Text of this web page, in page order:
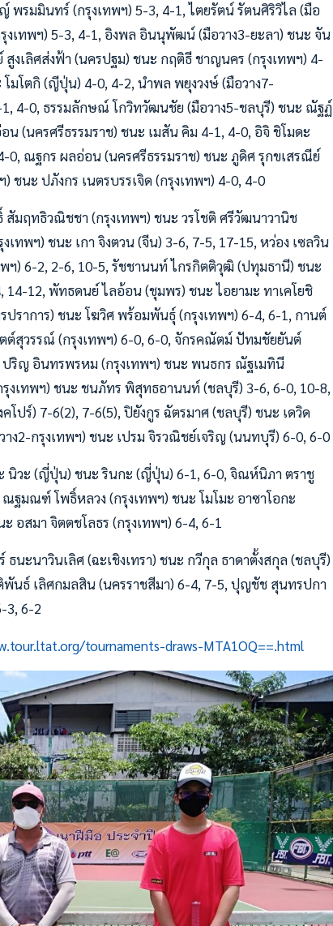
พรมมินทร์ (กรุงเทพฯ) 5-3, 4-1, ไตยรัตน์ รัตนศิริวิไล (มือ
งเทพฯ) 5-3, 4-1, อิงพล อินนุพัฒน์ (มือวาง3-ยะลา) ชนะ จัน
งเลิศส่งฟ้า (นครปฐม) ชนะ กฤติธี ชาญนคร (กรุงเทพฯ) 4-
มโตกิ (ญีปุ่น) 4-0, 4-2, นำพล พยุงวงษ์ (มือวาง7-
4-0, ธรรมลักษณ์ โกวิทวัฒนชัย (มือวาง5-ชลบุรี) ชนะ ณัฐฏ์
(นครศรีธรรมราช) ชนะ เมสัน คิม 4-1, 4-0, อิจิ ชิโมดะ
0, ณฐกร ผลอ่อน (นครศรีธรรมราช) ชนะ ภูดิศ รุกขเสรณีย์
ชนะ ปภังกร เนตรบรรเจิด (กรุงเทพฯ) 4-0, 4-0
มฤทธิวณิชชา (กรุงเทพฯ) ชนะ วรโชติ ศรีวัฒนาวานิช
เทพฯ) ชนะ เกา จิงตวน (จีน) 3-6, 7-5, 17-15, หว่อง เซลวิน
ฯ) 6-2, 2-6, 10-5, รัชชานนท์ ไกรกิตติวุฒิ (ปทุมธานี) ชนะ
14-12, พัทธดนย์ ไลอ้อน (ชุมพร) ชนะ ไอยามะ ทาเคโยชิ
าการ) ชนะ โฆวิศ พร้อมพันธุ์ (กรุงเทพฯ) 6-4, 6-1, กานต์
สุวรรณ์ (กรุงเทพฯ) 6-0, 6-0, จักรคณัตม์ ปัทมชัยยันต์
ริญ อินทรพรหม (กรุงเทพฯ) ชนะ พนธกร ณัฐเมทินี
งเทพฯ) ชนะ ชนภัทร พิสุทธอานนท์ (ชลบุรี) 3-6, 6-0, 10-8,
ปร์) 7-6(2), 7-6(5), ปิยังกูร ฉัตรมาศ (ชลบุรี) ชนะ เดวิด
ง2-กรุงเทพฯ) ชนะ เปรม จิรวณิชย์เจริญ (นนทบุรี) 6-0, 6-0
นิวะ (ญี่ปุ่น) ชนะ รินกะ (ญี่ปุ่น) 6-1, 6-0, จิณห์นิภา ตราชู
ฐมณฑ์ โพธิ์หลวง (กรุงเทพฯ) ชนะ โมโมะ อาซาโอกะ
อสมา จิตตชโลธร (กรุงเทพฯ) 6-4, 6-1
นะนาวินเลิศ (ฉะเชิงเทรา) ชนะ กวีกุล ธาดาตั้งสกุล (ชลบุรี)
นธ์ เลิศกมลสิน (นครราชสีมา) 6-4, 7-5, ปุญชัช สุนทรปกา
3, 6-2
tournaments-draws-MTA1OQ==.html